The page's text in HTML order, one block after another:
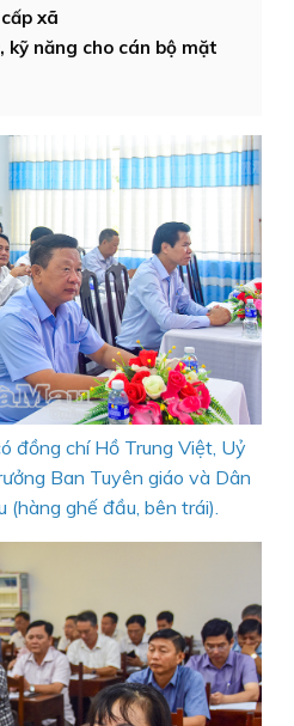
xã
kỹ năng cho cán bộ mặt
đồng chí Hồ Trung Việt, Uỷ
Ban Tuyên giáo và Dân
(hàng ghế đầu, bên trái).